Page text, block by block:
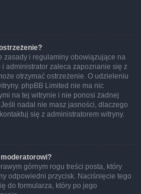
zasady i regulaminy obowiązujące na
administrator zaleca zapoznanie się z
otrzymać ostrzeżenie. O udzieleniu
phpBB Limited nie ma nic
na tej witrynie i nie ponosi żadnej
nadal nie masz jasności, dlaczego
się z administratorem witryny.
górnym rogu treści posta, który
odpowiedni przycisk. Naciśnięcie tego
do formularza, który po jego